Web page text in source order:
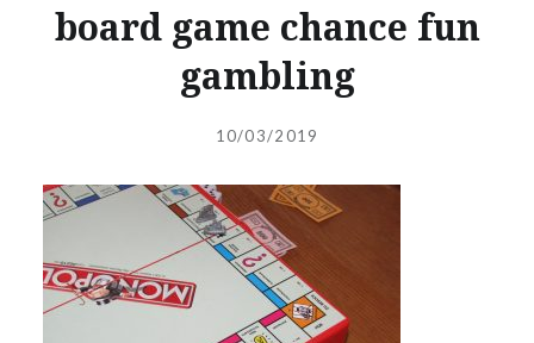
board game chance fun
gambling
Publié
ADMIN
le10/03/2019